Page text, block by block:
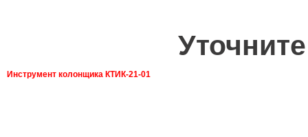
Инструмент колонщика КТИК-21-01